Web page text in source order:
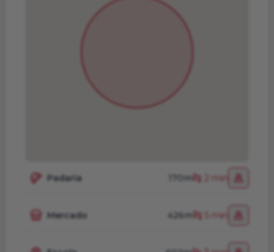
Padaria 170m 2 min
Mercado 426m 5 min